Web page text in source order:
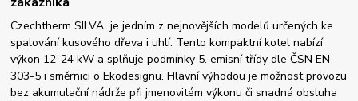
Czechtherm SILVA je jedním z nejnovějších modelů určených ke
spalování kusového dřeva i uhlí. Tento kompaktní kotel nabízí
výkon 12-24 kW a splňuje podmínky 5. emisní třídy dle ČSN EN
303-5 i směrnici o Ekodesignu. Hlavní výhodou je možnost provozu
bez akumulační nádrže při jmenovitém výkonu či snadná obsluha